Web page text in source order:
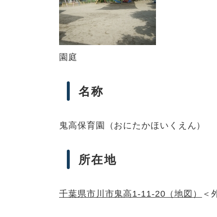
園庭
名称
鬼高保育園（おにたかほいくえん）
所在地
千葉県市川市鬼高1-11-20（地図） ＜